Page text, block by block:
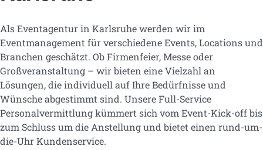
Als Eventagentur in Karlsruhe werden wir im
Eventmanagement für verschiedene Events, Locations und
Branchen geschätzt. Ob Firmenfeier, Messe oder
Großveranstaltung – wir bieten eine Vielzahl an
Lösungen, die individuell auf Ihre Bedürfnisse und
Wünsche abgestimmt sind. Unsere Full-Service
Personalvermittlung kümmert sich vom Event-Kick-off bis
zum Schluss um die Anstellung und bietet einen rund-um-
die-Uhr Kundenservice.